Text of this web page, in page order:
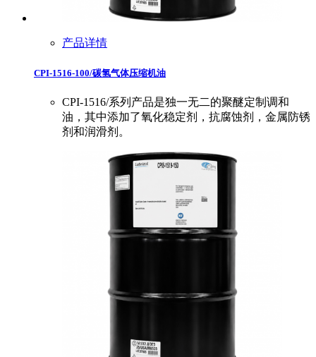
产品详情
CPI-1516-100/碳氢气体压缩机油
CPI-1516/系列产品是独一无二的聚醚定制调和
油，其中添加了氧化稳定剂，抗腐蚀剂，金属防锈
剂和润滑剂。